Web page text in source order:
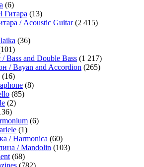
(6)
Гитара (13)
/ Acoustic Guitar(2 415)
(36)
Bass and Double Bass (1 217)
/ Bayan and Accordion (265)
(16)
(8)
(85)
(2)
(6)
(1)
/ Harmonica (60)
/ Mandolin (103)
(68)